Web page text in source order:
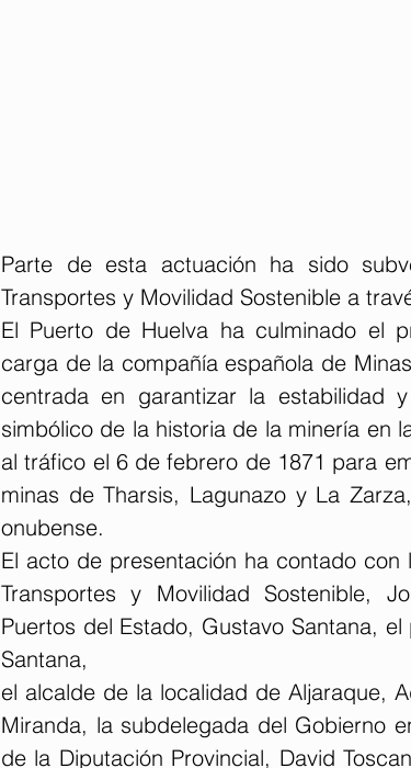
Parte de esta actuación ha sido
Transportes y Movilidad Sostenible a
El Puerto de Huelva ha culminado el
carga de la compañía española de
centrada en garantizar la estabilidad
simbólico de la historia de la minería en
al tráfico el 6 de febrero de 1871 para
minas de Tharsis, Lagunazo y La
onubense.
El acto de presentación ha contado
Transportes y Movilidad Sostenible,
Puertos del Estado, Gustavo Santana,
Santana,
el alcalde de la localidad de Aljaraque,
Miranda, la subdelegada del Gobierno
de la Diputación Provincial, David